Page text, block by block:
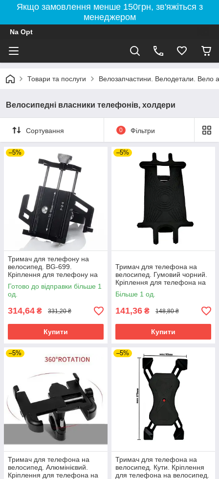
Якщо замовлення менше 150грн, зв'яжіться з
менеджером
Na Opt
Товари та послуги Велозапчастини. Велодетали. Вело
Велосипедні власники телефонів, холдери
Сортування 0 Фільтри
–5%
Тримач для телефону на
велосипед. BG-699.
Кріплення для телефону на
велосипед.
Готово до відправки більше 1
од.
314,64 ₴ 331,20 ₴
Купити
–5%
Тримач для телефона на
велосипед. Гумовий чорний.
Кріплення для телефона на
велосипед.
Більше 1 од.
141,36 ₴ 148,80 ₴
Купити
–5%
Тримач для телефона на
велосипед. Алюмінієвий.
Кріплення для телефона на
–5%
Тримач для телефона на
велосипед. Кути. Кріплення
для телефона на велосипед.